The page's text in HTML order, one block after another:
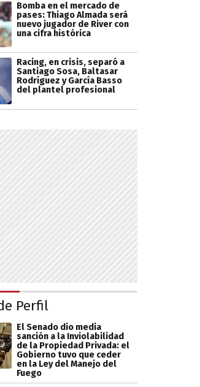
Bomba en el mercado de
pases: Thiago Almada será
nuevo jugador de River con
una cifra histórica
Racing, en crisis, separó a
Santiago Sosa, Baltasar
Rodríguez y García Basso
del plantel profesional
Perfil
El Senado dio media
sanción a la Inviolabilidad
de la Propiedad Privada: el
Gobierno tuvo que ceder
en la Ley del Manejo del
Fuego